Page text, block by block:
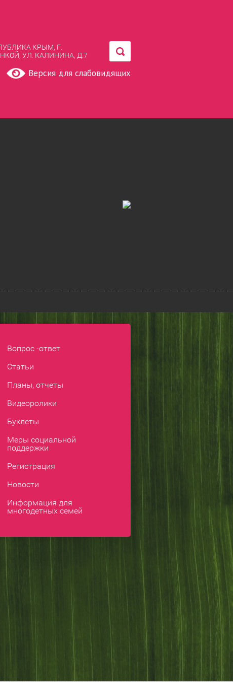
КРЫМ, Г.
УЛ. КАЛИНИНА, Д.7
Версия для слабовидящих
Вопрос -ответ
Статьи
Планы, отчеты
Видеоролики
Буклеты
Меры социальной
поддержки
Регистрация
Новости
Информация для
многодетных семей